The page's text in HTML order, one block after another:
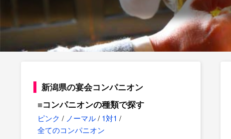
新潟県の宴会コンパニオン
コンパニオンの種類で探す
ピンク / ノーマル/ 1対1 /
全てのコンパニオン